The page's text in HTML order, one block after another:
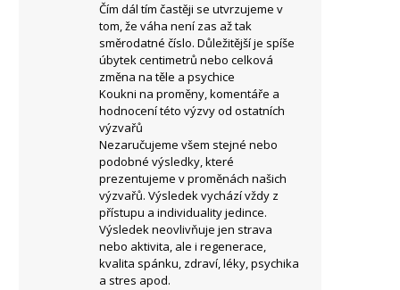
Čím dál tím častěji se utvrzujeme v
tom, že váha není zas až tak
směrodatné číslo. Důležitější je spíše
úbytek centimetrů nebo celková
změna na těle a psychice
Koukni na proměny, komentáře a
hodnocení této výzvy od ostatních
výzvařů
Nezaručujeme všem stejné nebo
podobné výsledky, které
prezentujeme v proměnách našich
výzvařů. Výsledek vychází vždy z
přístupu a individuality jedince.
Výsledek neovlivňuje jen strava
nebo aktivita, ale i regenerace,
kvalita spánku, zdraví, léky, psychika
a stres apod.